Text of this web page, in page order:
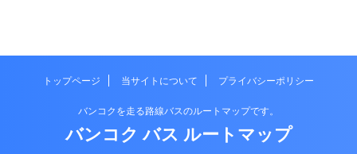
トップページ 当サイトについて プライバシーポリシー
バンコクを走る路線バスのルートマップです。
バンコク バス ルートマップ